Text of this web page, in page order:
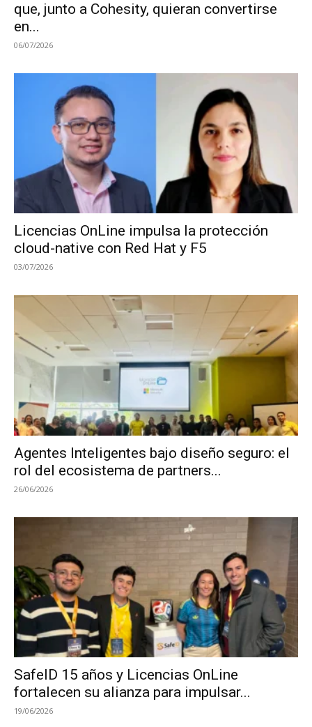
que, junto a Cohesity, quieran convertirse
en...
06/07/2026
Licencias OnLine impulsa la protección
cloud-native con Red Hat y F5
03/07/2026
Agentes Inteligentes bajo diseño seguro: el
rol del ecosistema de partners...
26/06/2026
SafeID 15 años y Licencias OnLine
fortalecen su alianza para impulsar...
19/06/2026